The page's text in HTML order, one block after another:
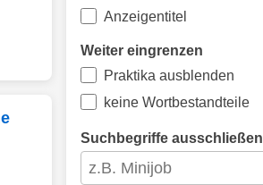
Anzeigentitel
Weiter eingrenzen
Praktika ausblenden
keine Wortbestandteile
Suchbegriffe ausschließen